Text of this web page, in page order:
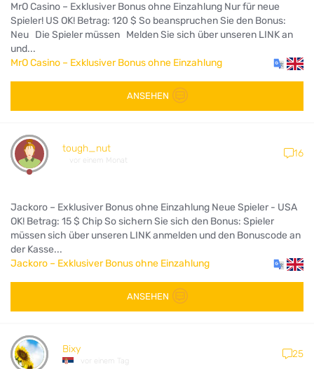
MrO Casino – Exklusiver Bonus ohne Einzahlung Nur für neue
Spieler! US OK! Betrag: 120 $ So beanspruchen Sie den Bonus:
Neu Die Spieler müssen Melden Sie sich über unseren LINK an
und...
MrO Casino – Exklusiver Bonus ohne Einzahlung
ANSEHEN
tough_nut
vor einem Monat
16
Jackoro – Exklusiver Bonus ohne Einzahlung Neue Spieler - USA
OK! Betrag: 15 $ Chip So sichern Sie sich den Bonus: Spieler
müssen sich über unseren LINK anmelden und den Bonuscode an
der Kasse...
Jackoro – Exklusiver Bonus ohne Einzahlung
ANSEHEN
Bixy
vor einem Tag
25